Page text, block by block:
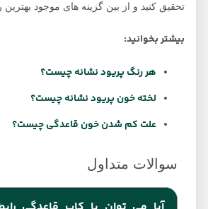
تحقیق کنید و از بین گزینه های موجود بهترین را
بیشتر بخوانید:
هر رنگ پریود نشانه چیست؟
لخته خون پریود نشانه چیست؟
علت کم شدن خون قاعدگی چیست؟